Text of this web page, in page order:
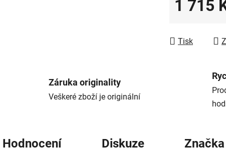
1 715
Tisk
Záruka originality
Veškeré zboží je originální
Hodnocení Diskuze Značka